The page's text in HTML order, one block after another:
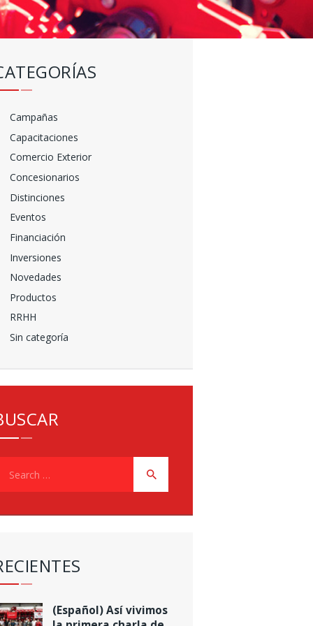
Campañas
Capacitaciones
Comercio Exterior
Concesionarios
Distinciones
Eventos
Financiación
Inversiones
Novedades
Productos
RRHH
Sin categoría
(Español) Así vivimos